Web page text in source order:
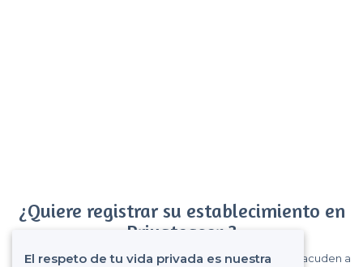
¿Quiere registrar su establecimiento en
Privateaser ?
Gane muchos clientes entre el millón de visitantes que acuden a
El respeto de tu vida privada es nuestra